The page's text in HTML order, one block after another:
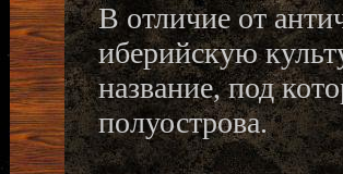
В отличие от
иберийскую
название, под
полуострова.